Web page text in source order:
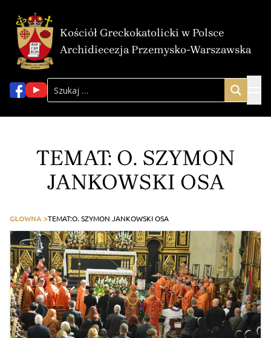
Kościół Greckokatolicki w Polsce
Archidiecezja Przemysko-Warszawska
TEMAT: O. SZYMON
JANKOWSKI OSA
GŁOWNA >TEMAT:O. SZYMON JANKOWSKI OSA